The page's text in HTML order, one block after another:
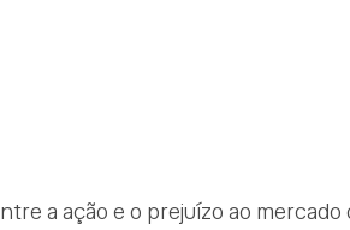
a ação e o prejuízo ao mercado